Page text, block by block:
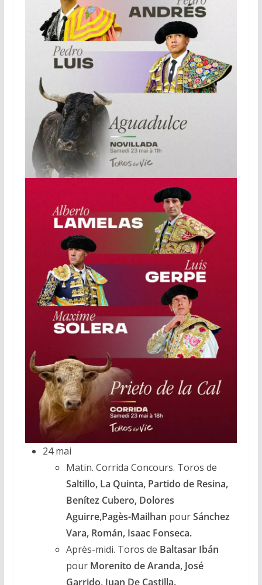
24 mai
Matin. Corrida Concours. Toros de
Saltillo, La Quinta, Partido de Resina,
Benítez Cubero, Dolores
Aguirre,Pagès-Mailhan pourSánchez
Vara, Román, Isaac Fonseca.
Après-midi. Toros de Baltasar Ibán
pour Morenito de Aranda, José
Garrido, Juan De Castilla.